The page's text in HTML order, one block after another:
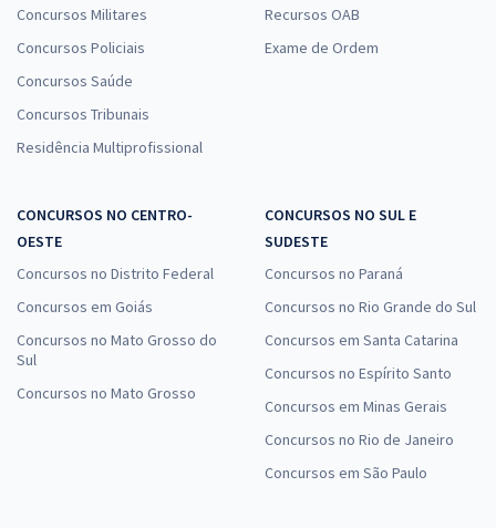
Concursos Militares
Concursos Policiais
Concursos Saúde
Concursos Tribunais
Residência Multiprofissional
Recursos OAB
Exame de Ordem
CONCURSOS NO CENTRO-
OESTE
Concursos no Distrito Federal
Concursos em Goiás
Concursos no Mato Grosso do
Sul
Concursos no Mato Grosso
CONCURSOS NO SUL E
SUDESTE
Concursos no Paraná
Concursos no Rio Grande do Sul
Concursos em Santa Catarina
Concursos no Espírito Santo
Concursos em Minas Gerais
Concursos no Rio de Janeiro
Concursos em São Paulo